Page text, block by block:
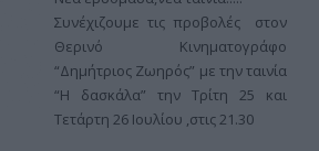
Συνέχιζουμε τις προβολές στον
Θερινό Κινηματογράφο
“Δημήτριος Ζωηρός” με την ταινία
“Η δασκάλα” την Τρίτη 25 και
Τετάρτη 26 Ιουλίου ,στις 21.30